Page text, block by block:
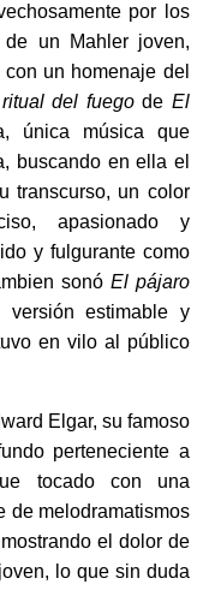
por los
de un Mahler joven,
un homenaje del
del fuegode El
única música que
buscando en ella el
transcurso, un color
apasionado y
y fulgurante como
sonóEl pájaro
estimable y
en vilo al público
Elgar, su famoso
perteneciente a
tocado con una
de melodramatismos
el dolor de
lo que sin duda